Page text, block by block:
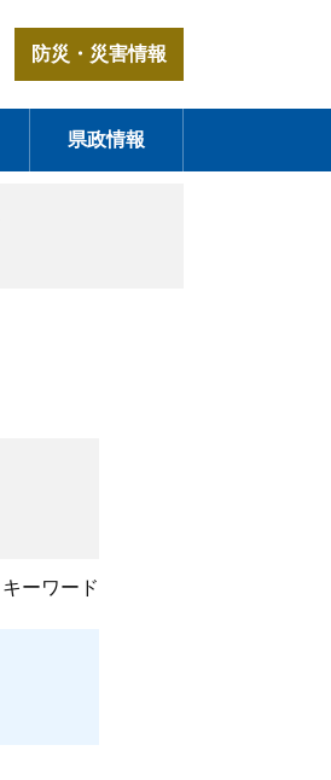
防災・災害情報
県政情報
キーワード